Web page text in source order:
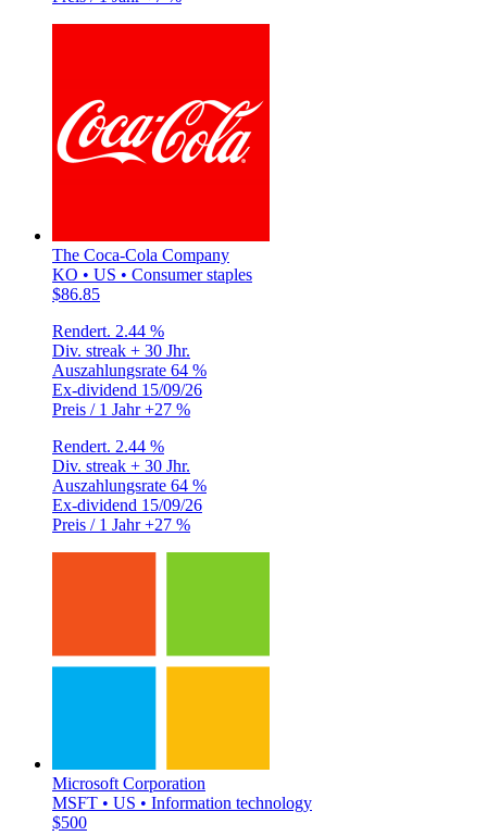
The Coca-Cola Company
KO • US • Consumer staples
$86.85
Rendert. 2.44 %
Div. streak + 30 Jhr.
Auszahlungsrate 64 %
Ex-dividend 15/09/26
Preis / 1 Jahr+27 %
Rendert. 2.44 %
Div. streak + 30 Jhr.
Auszahlungsrate 64 %
Ex-dividend 15/09/26
Preis / 1 Jahr+27 %
Microsoft Corporation
MSFT • US • Information technology
$500